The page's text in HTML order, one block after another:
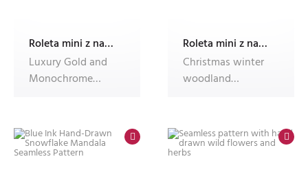
Roleta mini z nadrukiem
Luxury Gold and
Monochrome
Roleta mini z nadrukiem
Christmas winter
woodland